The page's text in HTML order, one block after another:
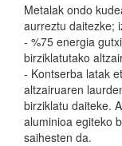
Metalak ondo
aurreztu daitezke;
- %75 energia
birziklatutako
- Kontserba latak
altzairuaren
birziklatu daiteke.
aluminioa egiteko
saihesten da.